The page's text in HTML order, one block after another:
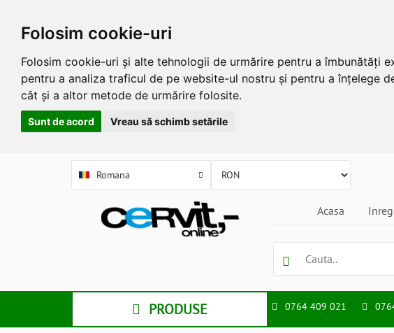
Folosim cookie-uri
Folosim cookie-uri și alte tehnologii de urmărire pentru a îmbunătăți
pentru a analiza traficul de pe website-ul nostru și pentru a înțelege
cât și a altor metode de urmărire folosite.
Sunt de acord Vreau să schimb setările
Romana
Acasa
PRODUSE 0764 409 021